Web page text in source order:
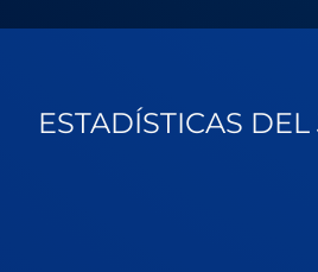
ESTADÍSTICAS